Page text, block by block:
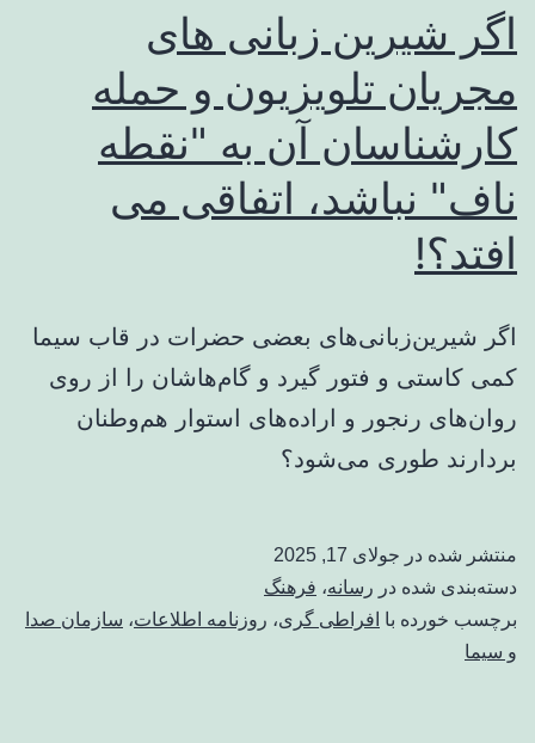
اگر شیرین زبانی های
مجریان تلویزیون و حمله
کارشناسان آن به "نقطه
ناف" نباشد، اتفاقی می
افتد؟!
اگر شیرین‌زبانی‌های بعضی حضرات در قاب سیما
کمی کاستی و فتور گیرد و گام‌هاشان را از روی
روان‌های رنجور و اراده‌های استوار هم‌وطنان
بردارند طوری می‌شود؟
منتشر شده در جولای 17, 2025
دسته‌بندی شده در رسانه، فرهنگ
برچسب خورده با افراطی گری، روزنامه اطلاعات، سازمان صدا
و سیما